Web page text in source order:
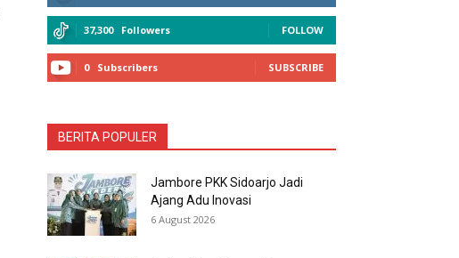
37,300 Followers FOLLOW
0 Subscribers SUBSCRIBE
BERITA POPULER
Jambore PKK Sidoarjo Jadi
Ajang Adu Inovasi
6 August 2026